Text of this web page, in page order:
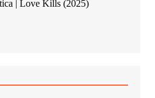
| Love Kills (2025)